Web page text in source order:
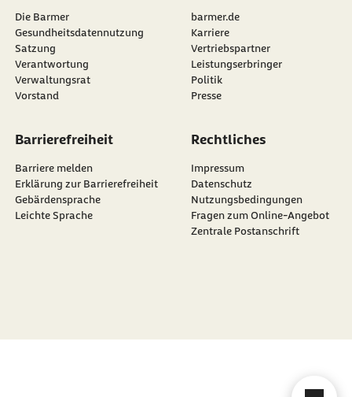
Die Barmer
Gesundheitsdatennutzung
Satzung
Verantwortung
Verwaltungsrat
Vorstand
barmer.de
Karriere
Vertriebspartner
Leistungserbringer
Politik
Presse
Barrierefreiheit
Barriere melden
Erklärung zur Barrierefreiheit
Gebärdensprache
Leichte Sprache
Rechtliches
Impressum
Datenschutz
Nutzungsbedingungen
Fragen zum Online-Angebot
Zentrale Postanschrift